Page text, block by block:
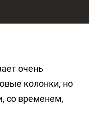
очень
колонки, но
со временем,
или имеет